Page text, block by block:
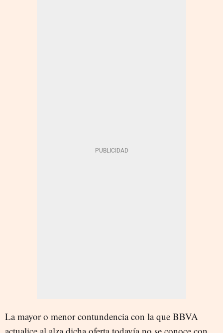
La mayor o menor contundencia con la que BBVA